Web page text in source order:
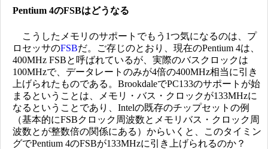
Pentium 4のFSBはどうなる
こうしたメモリのサポートでもう1つ気になるのは、プ
ロセッサのFSBだ。ご存じのとおり、現在のPentium 4は、
400MHz FSBと呼ばれているが、実際のバスクロックは
100MHzで、データレートのみが4倍の400MHz相当に引き
上げられたものである。BrookdaleでPC133のサポートが始
まるということは、メモリ・バス・クロックが133MHzに
なるということであり、Intelの既存のチップセットの例
（基本的にFSBクロック周波数とメモリバス・クロック周
波数とが整数倍の関係にある）からいくと、このタイミン
グでPentium 4のFSBが133MHzに引き上げられるのか？